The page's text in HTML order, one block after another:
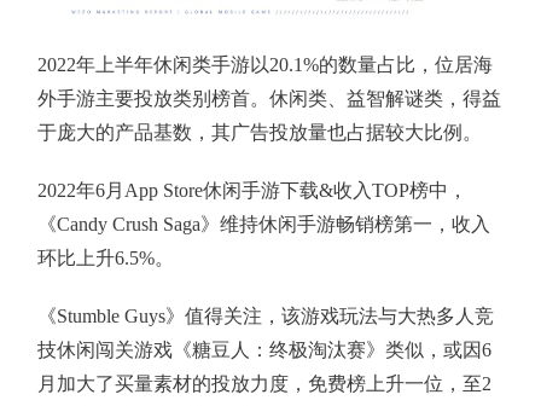
2022年上半年休闲类手游以20.1%的数量占比，位居海
外手游主要投放类别榜首。休闲类、益智解谜类，得益
于庞大的产品基数，其广告投放量也占据较大比例。
2022年6月App Store休闲手游下载&收入TOP榜中，
《Candy Crush Saga》维持休闲手游畅销榜第一，收入
环比上升6.5%。
《Stumble Guys》值得关注，该游戏玩法与大热多人竞
技休闲闯关游戏《糖豆人：终极淘汰赛》类似，或因6
月加大了买量素材的投放力度，免费榜上升一位，至2